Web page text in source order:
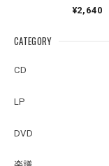
CATEGORY
CD
LP
DVD
Pontoriero『POLENT
la Ribera』
¥2,640